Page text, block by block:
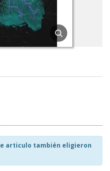
articulo también eligieron